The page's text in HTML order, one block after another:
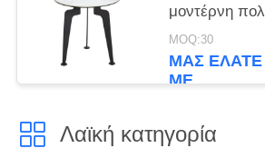
μοντέρνη
απαιτείται
MOQ:30
ΜΑΣ
ΜΕ
Λαϊκή κατηγορία